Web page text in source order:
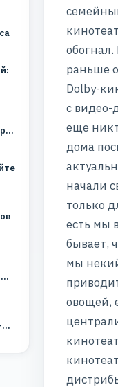
раньше
Dolby-
с видео-
еще
дома
начали
только
есть мы
бывает,
мы
овощей,